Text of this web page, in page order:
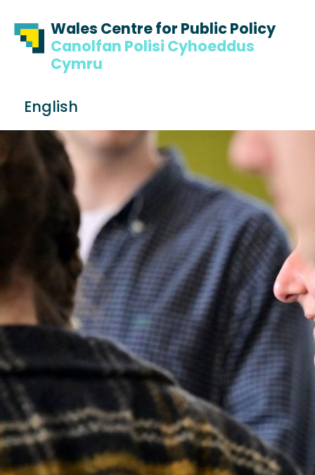
Wales Centre for Public Policy
Canolfan Polisi Cyhoeddus
Cymru
English
a